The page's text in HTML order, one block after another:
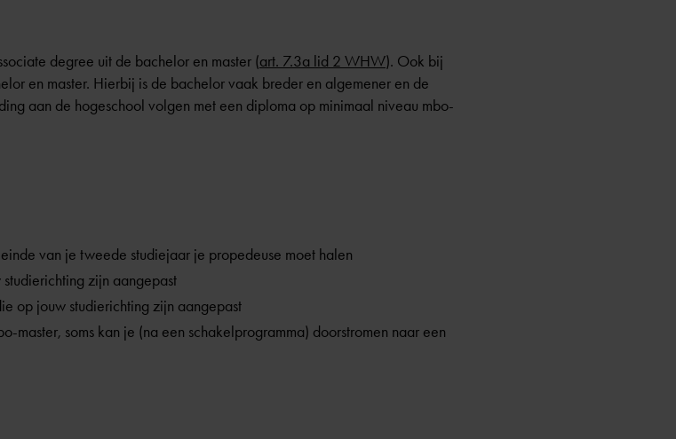
degree uit de bachelor en master (art. 7.3a lid 2 WHW). Ook bij
en master. Hierbij is de bachelor vaak breder en algemener en de
aan de hogeschool volgen met een diploma op minimaal niveau mbo-
van je tweede studiejaar je propedeuse moet halen
zijn aangepast
op jouw studierichting zijn aangepast
master, soms kan je (na een schakelprogramma) doorstromen naar een